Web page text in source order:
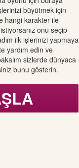
büyütmek için
hangi karakter ile
onu seçip
ilk işlerinizi yapmaya
yardım edin ve
sizlerde dünyaca
bunu gösterin.